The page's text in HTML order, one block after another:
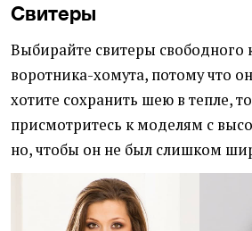
Свитеры
Выбирайте свитеры свободного
воротника-хомута, потому что
хотите сохранить шею в тепле,
присмотритесь к моделям с
но, чтобы он не был слишком